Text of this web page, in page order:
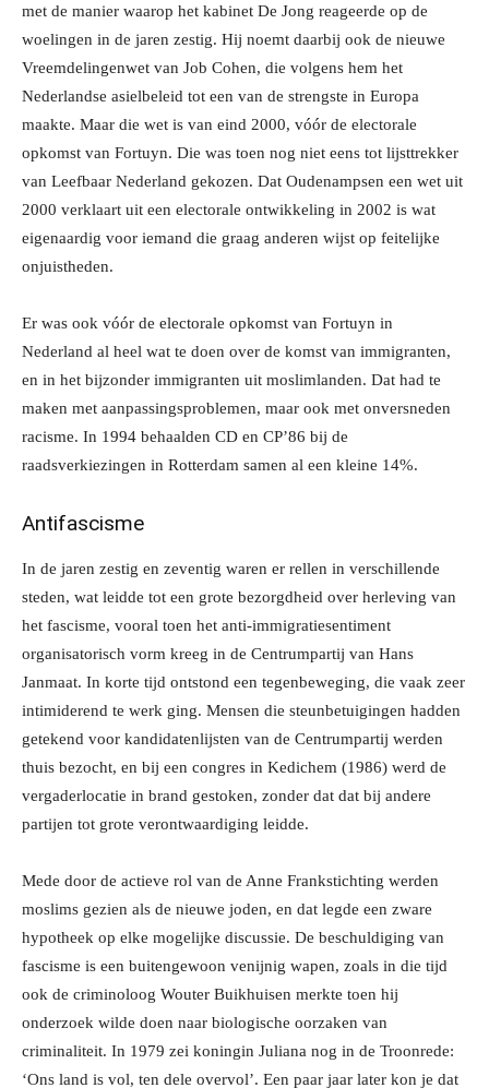
met de manier waarop het kabinet De Jong reageerde op de
woelingen in de jaren zestig. Hij noemt daarbij ook de nieuwe
Vreemdelingenwet van Job Cohen, die volgens hem het
Nederlandse asielbeleid tot een van de strengste in Europa
maakte. Maar die wet is van eind 2000, vóór de electorale
opkomst van Fortuyn. Die was toen nog niet eens tot lijsttrekker
van Leefbaar Nederland gekozen. Dat Oudenampsen een wet uit
2000 verklaart uit een electorale ontwikkeling in 2002 is wat
eigenaardig voor iemand die graag anderen wijst op feitelijke
onjuistheden.
Er was ook vóór de electorale opkomst van Fortuyn in
Nederland al heel wat te doen over de komst van immigranten,
en in het bijzonder immigranten uit moslimlanden. Dat had te
maken met aanpassingsproblemen, maar ook met onversneden
racisme. In 1994 behaalden CD en CP’86 bij de
raadsverkiezingen in Rotterdam samen al een kleine 14%.
Antifascisme
In de jaren zestig en zeventig waren er rellen in verschillende
steden, wat leidde tot een grote bezorgdheid over herleving van
het fascisme, vooral toen het anti-immigratiesentiment
organisatorisch vorm kreeg in de Centrumpartij van Hans
Janmaat. In korte tijd ontstond een tegenbeweging, die vaak zeer
intimiderend te werk ging. Mensen die steunbetuigingen hadden
getekend voor kandidatenlijsten van de Centrumpartij werden
thuis bezocht, en bij een congres in Kedichem (1986) werd de
vergaderlocatie in brand gestoken, zonder dat dat bij andere
partijen tot grote verontwaardiging leidde.
Mede door de actieve rol van de Anne Frankstichting werden
moslims gezien als de nieuwe joden, en dat legde een zware
hypotheek op elke mogelijke discussie. De beschuldiging van
fascisme is een buitengewoon venijnig wapen, zoals in die tijd
ook de criminoloog Wouter Buikhuisen merkte toen hij
onderzoek wilde doen naar biologische oorzaken van
criminaliteit. In 1979 zei koningin Juliana nog in de Troonrede:
‘Ons land is vol, ten dele overvol’. Een paar jaar later kon je dat